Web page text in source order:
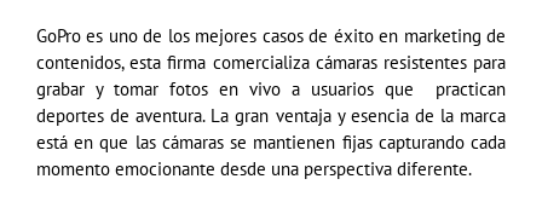
GoPro es uno de los mejores casos de éxito en marketing de
contenidos, esta firma comercializa cámaras resistentes para
grabar y tomar fotos en vivo a usuarios que practican
deportes de aventura. La gran ventaja y esencia de la marca
está en que las cámaras se mantienen fijas capturando cada
momento emocionante desde una perspectiva diferente.